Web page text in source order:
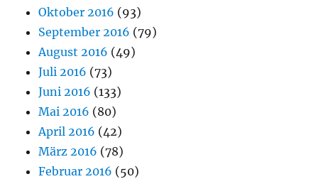
Oktober 2016 (93)
September 2016 (79)
August 2016 (49)
Juli 2016 (73)
Juni 2016 (133)
Mai 2016 (80)
April 2016 (42)
März 2016 (78)
Februar 2016 (50)